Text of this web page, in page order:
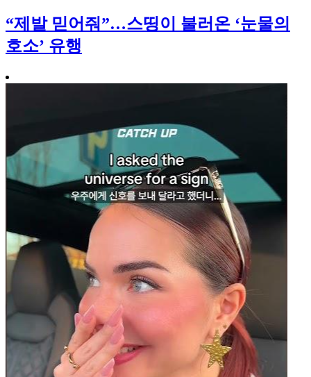
“제발 믿어줘”…스띵이 불러온 ‘눈물의
호소’ 유행